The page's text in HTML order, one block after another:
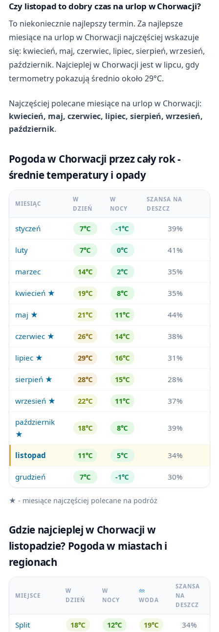
Czy listopad to dobry czas na urlop w Chorwacji?
To niekoniecznie najlepszy termin. Za najlepsze
miesiące na urlop w Chorwacji najczęściej wskazuje
się: kwiecień, maj, czerwiec, lipiec, sierpień, wrzesień,
październik. Najcieplej w Chorwacji jest w lipcu, gdy
termometry pokazują średnio około 29°C.
Najczęściej polecane miesiące na urlop w Chorwacji:
kwiecień, maj, czerwiec, lipiec, sierpień, wrzesień,
październik.
Pogoda w Chorwacji przez cały rok -
średnie temperatury i opady
MIESIĄC
W
DZIEŃ
W
NOCY
SZANSA NA
DESZCZ
styczeń 7℃ -1℃ 39%
luty 7℃ 0℃ 41%
marzec 14℃ 2℃ 35%
kwiecień ★ 19℃ 8℃ 35%
maj ★ 21℃ 11℃ 44%
czerwiec ★ 26℃ 14℃ 38%
lipiec ★ 29℃ 16℃ 31%
sierpień ★ 28℃ 15℃ 28%
wrzesień ★ 22℃ 11℃ 37%
październik
★
18℃ 8℃ 39%
listopad 11℃ 5℃ 34%
grudzień 7℃ -1℃ 30%
★ - miesiące najczęściej polecane na podróż
Gdzie najcieplej w Chorwacji w
listopadzie? Pogoda w miastach i
regionach
MIEJSCE
W
DZIEŃ
W
NOCY
WODA
SZANSA
NA
DESZCZ
Split 18℃ 12℃ 19℃ 34%